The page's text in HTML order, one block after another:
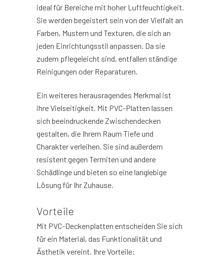
ideal für Bereiche mit hoher Luftfeuchtigkeit.
Sie werden begeistert sein von der Vielfalt an
Farben, Mustern und Texturen, die sich an
jeden Einrichtungsstil anpassen. Da sie
zudem pflegeleicht sind, entfallen ständige
Reinigungen oder Reparaturen.
Ein weiteres herausragendes Merkmal ist
ihre Vielseitigkeit. Mit PVC-Platten lassen
sich beeindruckende Zwischendecken
gestalten, die Ihrem Raum Tiefe und
Charakter verleihen. Sie sind außerdem
resistent gegen Termiten und andere
Schädlinge und bieten so eine langlebige
Lösung für Ihr Zuhause.
Vorteile
Mit PVC-Deckenplatten entscheiden Sie sich
für ein Material, das Funktionalität und
Ästhetik vereint. Ihre Vorteile: